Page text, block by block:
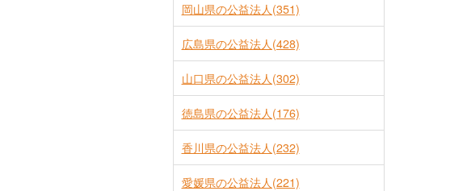
岡山県の公益法人(351)
広島県の公益法人(428)
山口県の公益法人(302)
徳島県の公益法人(176)
香川県の公益法人(232)
愛媛県の公益法人(221)